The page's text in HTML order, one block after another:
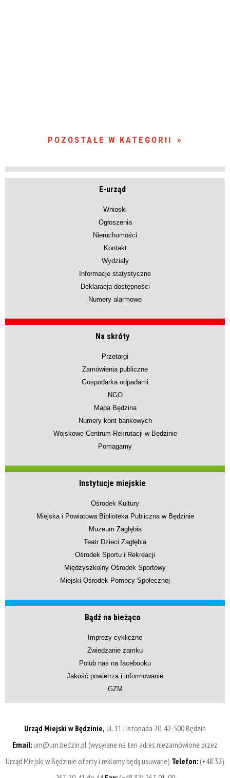
POZOSTAŁE W KATEGORII
E-urząd
Wnioski
Ogłoszenia
Nieruchomości
Kontakt
Wydziały
Informacje statystyczne
Deklaracja dostępności
Numery alarmowe
Na skróty
Przetargi
Zamówienia publiczne
Gospodarka odpadami
NGO
Mapa Będzina
Numery kont bankowych
Wojskowe Centrum Rekrutacji w Będzinie
Pomagamy
Instytucje miejskie
Ośrodek Kultury
Miejska i Powiatowa Biblioteka Publiczna w Będzinie
Muzeum Zagłębia
Teatr Dzieci Zagłębia
Ośrodek Sportu i Rekreacji
Międzyszkolny Ośrodek Sportowy
Miejski Ośrodek Pomocy Społecznej
Bądź na bieżąco
Imprezy cykliczne
Zwiedzanie zamku
Polub nas na facebooku
Jakość powietrza i informowanie
GZM
Urząd Miejski w Będzinie, ul. 11 Listopada 20, 42-500 Będzin
Email:um@um.bedzin.pl (wysyłane na ten adres niezamówione przez
Urząd Miejski w Będzinie oferty i reklamy będą usuwane) Telefon:(+48 32)